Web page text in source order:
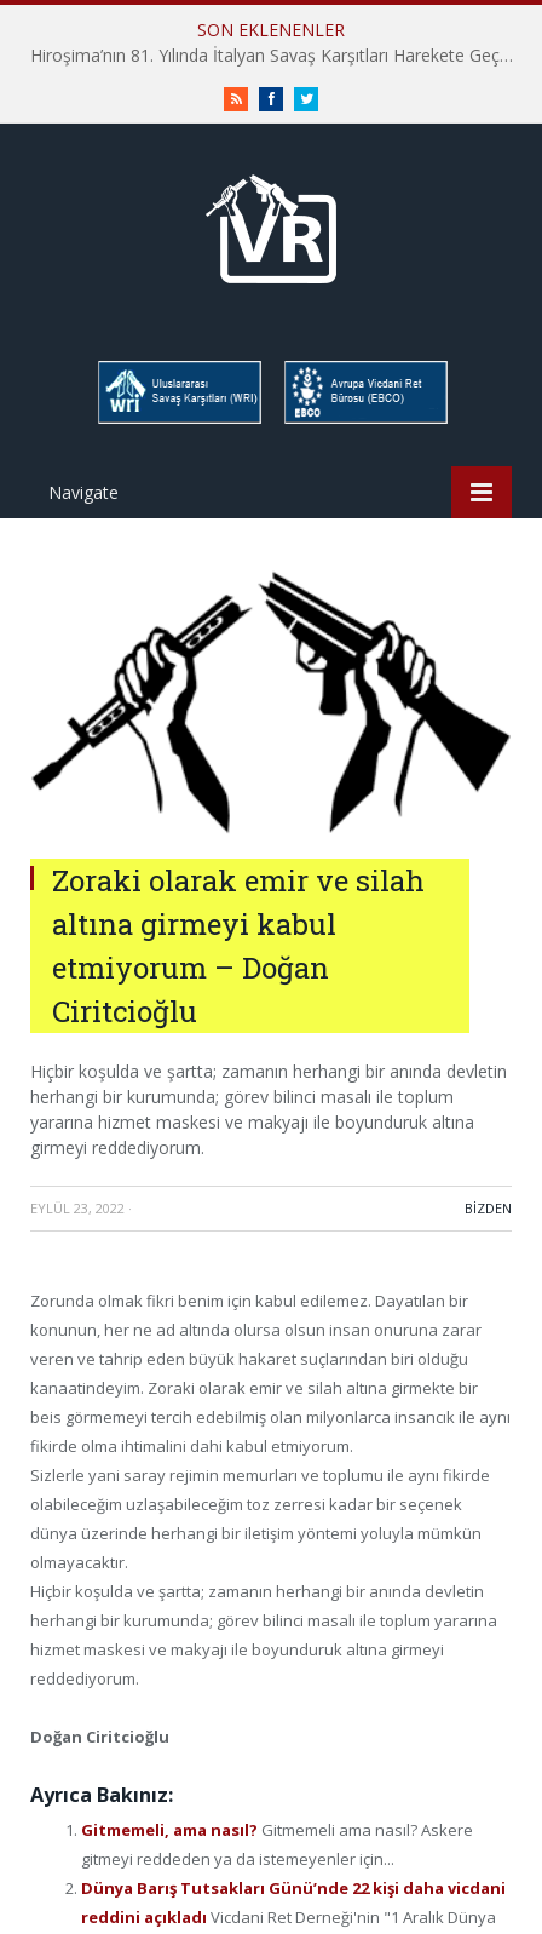
SON EKLENENLER
Hiroşima’nın 81. Yılında İtalyan Savaş Karşıtları Harekete Geçti: “Hatırlamak yeterli değil”
RSS FacebookTwitter
Navigate
Zoraki olarak emir ve silah
altına girmeyi kabul
etmiyorum – Doğan
Ciritcioğlu
Hiçbir koşulda ve şartta; zamanın herhangi bir anında devletin
herhangi bir kurumunda; görev bilinci masalı ile toplum
yararına hizmet maskesi ve makyajı ile boyunduruk altına
girmeyi reddediyorum.
EYLÜL 23, 2022 · BIZDEN
Zorunda olmak fikri benim için kabul edilemez. Dayatılan bir
konunun, her ne ad altında olursa olsun insan onuruna zarar
veren ve tahrip eden büyük hakaret suçlarından biri olduğu
kanaatindeyim. Zoraki olarak emir ve silah altına girmekte bir
beis görmemeyi tercih edebilmiş olan milyonlarca insancık ile aynı
fikirde olma ihtimalini dahi kabul etmiyorum.
Sizlerle yani saray rejimin memurları ve toplumu ile aynı fikirde
olabileceğim uzlaşabileceğim toz zerresi kadar bir seçenek
dünya üzerinde herhangi bir iletişim yöntemi yoluyla mümkün
olmayacaktır.
Hiçbir koşulda ve şartta; zamanın herhangi bir anında devletin
herhangi bir kurumunda; görev bilinci masalı ile toplum yararına
hizmet maskesi ve makyajı ile boyunduruk altına girmeyi
reddediyorum.
Doğan Ciritcioğlu
Ayrıca Bakınız:
Gitmemeli, ama nasıl? Gitmemeli ama nasıl? Askere
gitmeyi reddeden ya da istemeyenler için...
Dünya Barış Tutsakları Günü’nde 22 kişi daha vicdani
reddini açıkladı Vicdani Ret Derneği'nin "1 Aralık Dünya